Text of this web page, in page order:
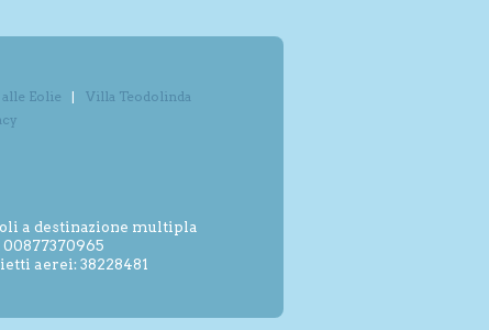
Eolie
Villa Teodolinda
a destinazione multipla
00877370965
aerei: 38228481